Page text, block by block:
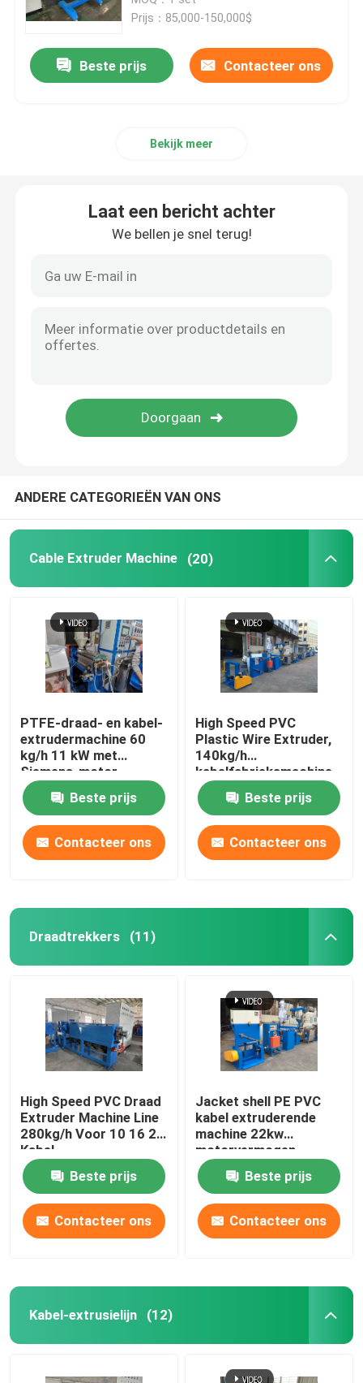
Kabel die Machine verdraaien
kabelspinmachine
koperen lasmachine
Lasersnijmachine
Kabelbollen
CCV-lijnen
Kabelkop
Prijs：85,000-150,000$
Beste prijs Contacteer ons
Bekijk meer
Laat een bericht achter
We bellen je snel terug!
ANDERE CATEGORIEËN VAN ONS
Cable Extruder Machine (20)
PTFE-draad- en kabel-
extrudermachine 60
kg/h 11 kW met
Siemens-motor
Beste prijs
Contacteer ons
High Speed PVC
Plastic Wire Extruder,
140kg/h
kabelfabrieksmachine
Beste prijs
Contacteer ons
Draadtrekkers (11)
High Speed PVC Draad
Extruder Machine Line
280kg/h Voor 10 16 25
Kabel
Beste prijs
Contacteer ons
Jacket shell PE PVC
kabel extruderende
machine 22kw
motorvermogen
Beste prijs
Contacteer ons
Kabel-extrusielijn (12)